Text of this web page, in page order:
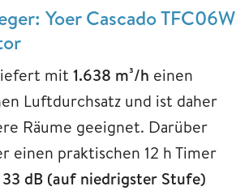
Yoer Cascado TFC06W
mit 1.638 m³/h einen
Luftdurchsatz und ist daher
Räume geeignet. Darüber
einen praktischen 12 h Timer
33 dB (auf niedrigster Stufe)